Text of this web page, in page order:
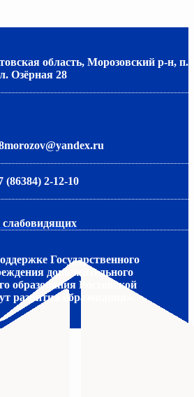
ПРОСВЕЩЕНИЯ
область, Морозовский р-н, п.
Озёрная 28
(86384) 2-12-10
слабовидящих
Государственного
дополнительного
образования Ростовской
развития образования».